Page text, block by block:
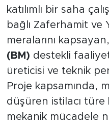
katılımlı bir saha
bağlı Zaferhamit ve
meralarını kapsayan,
(BM) destekli
üreticisi ve teknik
Proje kapsamında,
düşüren istilacı türe
mekanik mücadele